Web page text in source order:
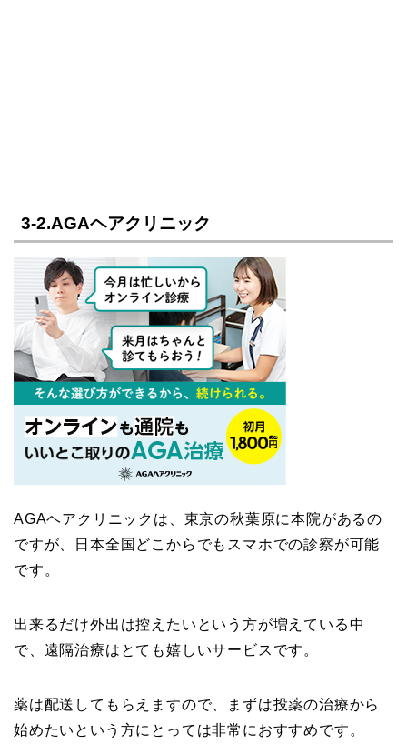
3-2.AGAヘアクリニック
AGAヘアクリニックは、東京の秋葉原に本院があるの
ですが、日本全国どこからでもスマホでの診察が可能
です。
出来るだけ外出は控えたいという方が増えている中
で、遠隔治療はとても嬉しいサービスです。
薬は配送してもらえますので、まずは投薬の治療から
始めたいという方にとっては非常におすすめです。